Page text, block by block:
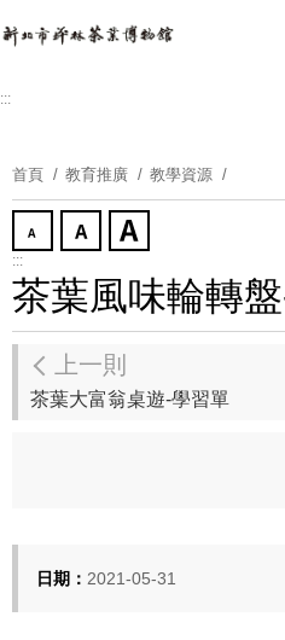
到
要
塊
:::
首頁 教育推廣 教學資源
:::
茶葉風味輪轉
上一則
茶葉大富翁桌遊-學習單
日期： 2021-05-31